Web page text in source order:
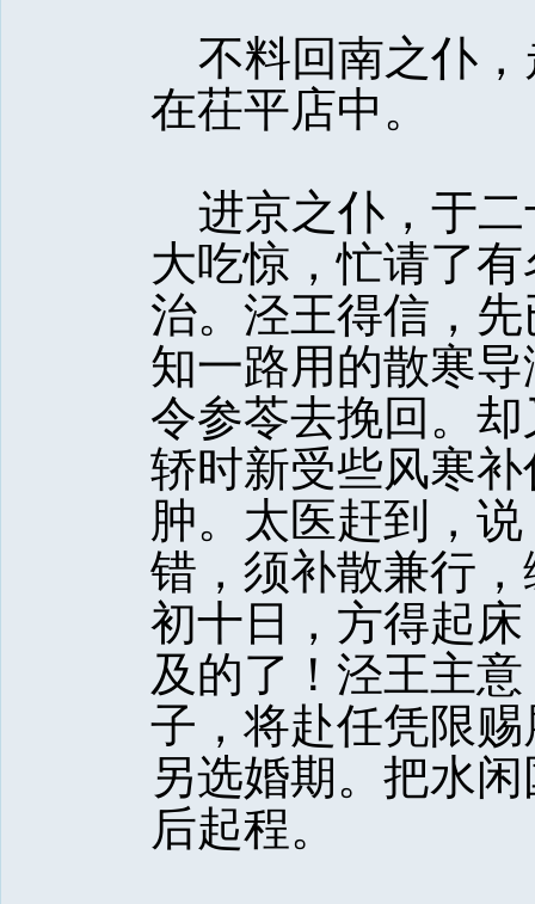
不料回南之仆，
在茌平店中。
进京之仆，于二
大吃惊，忙请了
治。泾王得信，
知一路用的散寒
令参苓去挽回。
轿时新受些风寒
肿。太医赶到，
错，须补散兼行
初十日，方得起
及的了！泾王主
子，将赴任凭限
另选婚期。把水
后起程。